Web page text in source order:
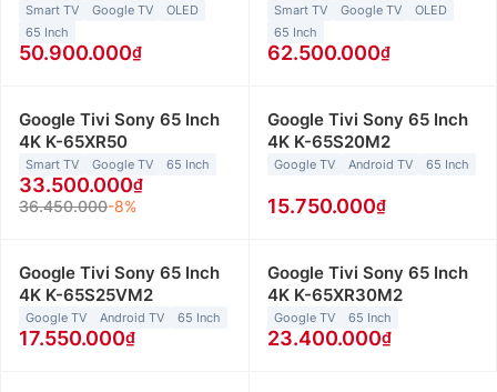
Smart TV Google TV
OLED
65 Inch
50.900.000
Smart TV Google TV
OLED
65 Inch
62.500.000
Google Tivi Sony 65 Inch
4K K-65XR50
Smart TV Google TV 65 Inch
33.500.000
36.450.000-8%
Google Tivi Sony 65 Inch
4K K-65S20M2
Google TV Android TV 65 Inch
15.750.000
Google Tivi Sony 65 Inch
4K K-65S25VM2
Google TV Android TV 65 Inch
17.550.000
Google Tivi Sony 65 Inch
4K K-65XR30M2
Google TV 65 Inch
23.400.000